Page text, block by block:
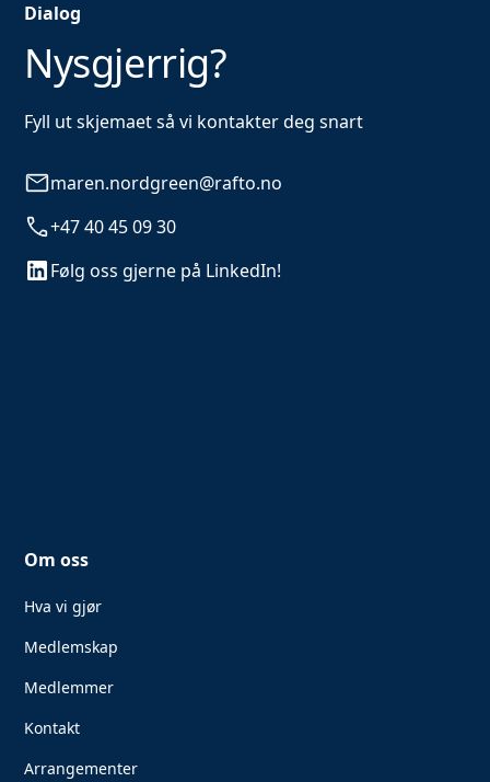
Dialog
Nysgjerrig?
Fyll ut skjemaet så vi kontakter deg snart
maren.nordgreen@rafto.no
+47 40 45 09 30
Følg oss gjerne på LinkedIn!
Om oss
Hva vi gjør
Medlemskap
Medlemmer
Kontakt
Arrangementer